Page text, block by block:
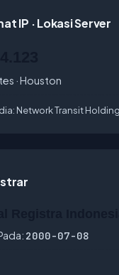
IP · Lokasi Server
· Houston
Network Transit
2000-07-08